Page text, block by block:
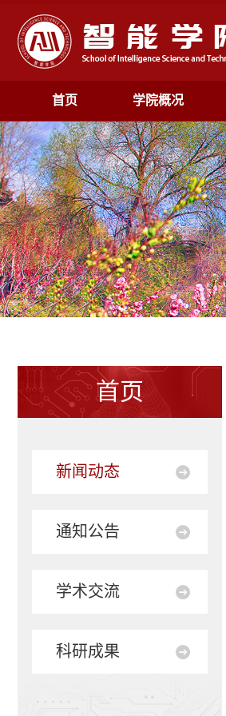
首页 学院概况
首页
新闻动态
通知公告
学术交流
科研成果